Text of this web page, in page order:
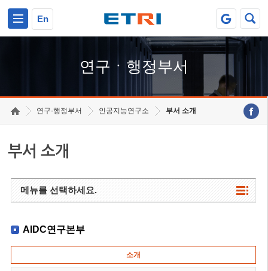
En
연구ㆍ행정부서
연구·행정부서 인공지능연구소 부서 소개
부서 소개
메뉴를 선택하세요.
AIDC연구본부
소개